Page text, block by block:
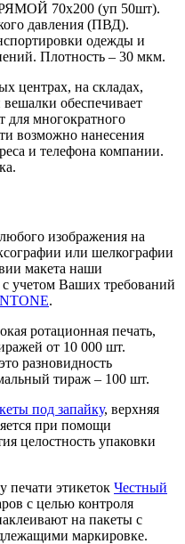
70х200 (уп 50шт).
давления (ПВД).
одежды и
Плотность – 30 мкм.
центрах, на складах,
обеспечивает
для многократного
возможно нанесения
и телефона компании.
изображения на
или шелкографии
макета наши
учетом Ваших требований
.
ротационная печать,
от 10 000 шт.
разновидность
тираж – 100 шт.
под запайку, верхняя
при помощи
целостность упаковки
печати этикеток Честный
с целью контроля
на пакеты с
маркировке.